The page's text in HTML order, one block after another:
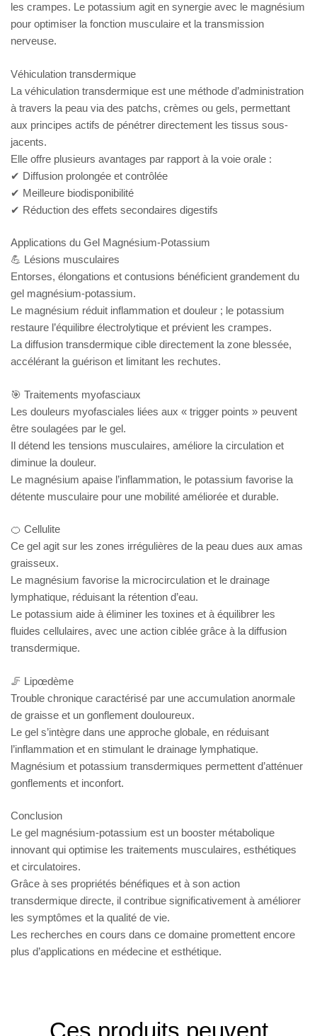
les crampes. Le potassium agit en synergie avec le magnésium
pour optimiser la fonction musculaire et la transmission
nerveuse.
Véhiculation transdermique
La véhiculation transdermique est une méthode d’administration
à travers la peau via des patchs, crèmes ou gels, permettant
aux principes actifs de pénétrer directement les tissus sous-
jacents.
Elle offre plusieurs avantages par rapport à la voie orale :
✔ Diffusion prolongée et contrôlée
✔ Meilleure biodisponibilité
✔ Réduction des effets secondaires digestifs
Applications du Gel Magnésium-Potassium
💪 Lésions musculaires
Entorses, élongations et contusions bénéficient grandement du
gel magnésium-potassium.
Le magnésium réduit inflammation et douleur ; le potassium
restaure l’équilibre électrolytique et prévient les crampes.
La diffusion transdermique cible directement la zone blessée,
accélérant la guérison et limitant les rechutes.
🎯 Traitements myofasciaux
Les douleurs myofasciales liées aux « trigger points » peuvent
être soulagées par le gel.
Il détend les tensions musculaires, améliore la circulation et
diminue la douleur.
Le magnésium apaise l’inflammation, le potassium favorise la
détente musculaire pour une mobilité améliorée et durable.
🍊 Cellulite
Ce gel agit sur les zones irrégulières de la peau dues aux amas
graisseux.
Le magnésium favorise la microcirculation et le drainage
lymphatique, réduisant la rétention d’eau.
Le potassium aide à éliminer les toxines et à équilibrer les
fluides cellulaires, avec une action ciblée grâce à la diffusion
transdermique.
🦵 Lipœdème
Trouble chronique caractérisé par une accumulation anormale
de graisse et un gonflement douloureux.
Le gel s’intègre dans une approche globale, en réduisant
l’inflammation et en stimulant le drainage lymphatique.
Magnésium et potassium transdermiques permettent d’atténuer
gonflements et inconfort.
Conclusion
Le gel magnésium-potassium est un booster métabolique
innovant qui optimise les traitements musculaires, esthétiques
et circulatoires.
Grâce à ses propriétés bénéfiques et à son action
transdermique directe, il contribue significativement à améliorer
les symptômes et la qualité de vie.
Les recherches en cours dans ce domaine promettent encore
plus d’applications en médecine et esthétique.